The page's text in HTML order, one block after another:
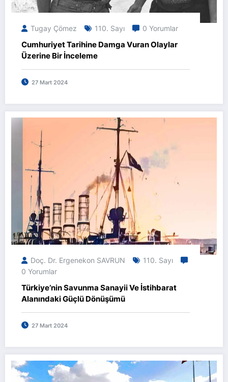
Tugay Çömez 110. Sayı 0 Yorumlar
Cumhuriyet Tarihine Damga Vuran Olaylar
Üzerine Bir İnceleme
27 Mart 2024
Doç. Dr. Ergenekon SAVRUN
110. Sayı
0 Yorumlar
Türkiye’nin Savunma Sanayii Ve İstihbarat
Alanındaki Güçlü Dönüşümü
27 Mart 2024